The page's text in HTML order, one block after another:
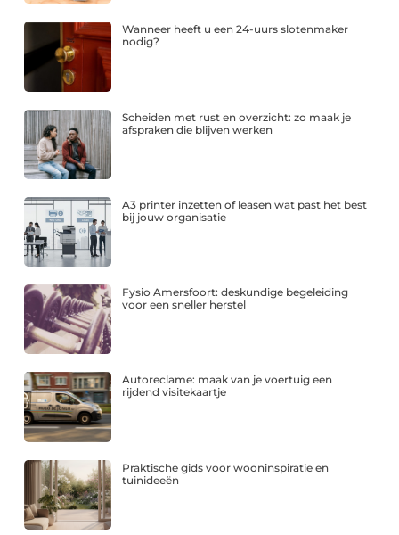
Wanneer heeft u een 24-uurs slotenmaker
nodig?
Scheiden met rust en overzicht: zo maak je
afspraken die blijven werken
A3 printer inzetten of leasen wat past het best
bij jouw organisatie
Fysio Amersfoort: deskundige begeleiding
voor een sneller herstel
Autoreclame: maak van je voertuig een
rijdend visitekaartje
Praktische gids voor wooninspiratie en
tuinideeën